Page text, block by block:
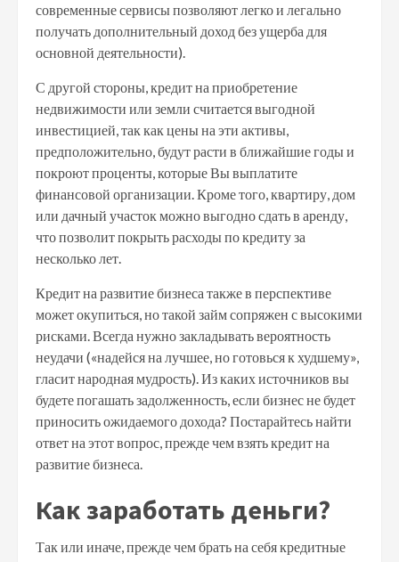
современные сервисы позволяют легко и легально
получать дополнительный доход без ущерба для
основной деятельности).
С другой стороны, кредит на приобретение
недвижимости или земли считается выгодной
инвестицией, так как цены на эти активы,
предположительно, будут расти в ближайшие годы и
покроют проценты, которые Вы выплатите
финансовой организации. Кроме того, квартиру, дом
или дачный участок можно выгодно сдать в аренду,
что позволит покрыть расходы по кредиту за
несколько лет.
Кредит на развитие бизнеса также в перспективе
может окупиться, но такой займ сопряжен с высокими
рисками. Всегда нужно закладывать вероятность
неудачи («надейся на лучшее, но готовься к худшему»,
гласит народная мудрость). Из каких источников вы
будете погашать задолженность, если бизнес не будет
приносить ожидаемого дохода? Постарайтесь найти
ответ на этот вопрос, прежде чем взять кредит на
развитие бизнеса.
Как заработать деньги?
Так или иначе, прежде чем брать на себя кредитные